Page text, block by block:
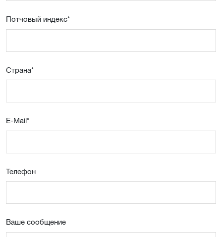
Потчовый индекс*
Страна*
E-Mail*
Телефон
Ваше сообщение